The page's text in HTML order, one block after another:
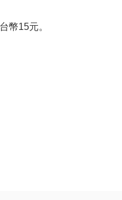
幣15元。